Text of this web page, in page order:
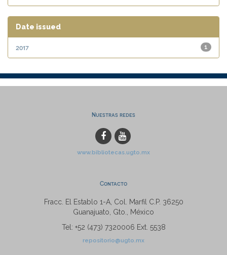
Date issued
1
2017
Nuestras redes
www.bibliotecas.ugto.mx
Contacto
Fracc. El Establo 1-A, Col. Marfil C.P. 36250
Guanajuato, Gto., México
Tel: +52 (473) 7320006 Ext. 5538
repositorio@ugto.mx